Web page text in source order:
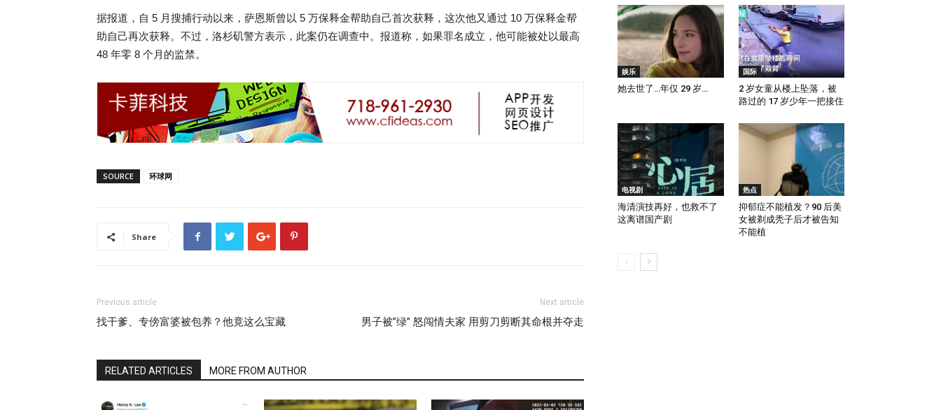
据报道，自 5 月搜捕行动以来，萨恩斯曾以 5 万保释金帮助自己首次获释，这次他又通过 10 万保释金帮
助自己再次获释。不过，洛杉矶警方表示，此案仍在调查中。报道称，如果罪名成立，他可能被处以最高
48 年零 8 个月的监禁。
SOURCE 环球网
Share
Previous article
找干爹、专傍富婆被包养？他竟这么宝藏
Next article
男子被”绿” 怒闯情夫家 用剪刀剪断其命根并夺走
RELATED ARTICLES MORE FROM AUTHOR
娱乐
她去世了…年仅 29 岁…
国际
2 岁女童从楼上坠落，被
路过的 17 岁少年一把接住
电视剧
海清演技再好，也救不了
这离谱国产剧
热点
抑郁症不能植发？90 后美
女被剃成秃子后才被告知
不能植